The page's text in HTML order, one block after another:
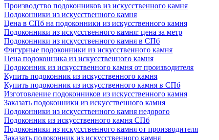
Производство подоконников из искусственного камня
Подоконники из искусственного камня
Цена в СПб на подоконники из искусственного камня
Подоконники из искусственного камня: цена за метр
Подоконники из искусственного камня в СПб
Фигурные подоконники из искусственного камня
Цена подоконника из искусственного камня
Подоконник из искусственного камня от производителя
Купить подоконник из искусственного камня
Купить подоконник из искусственного камня в СПб
Изготовление подоконников из искусственного камня
Заказать подоконники из искусственного камня
Подоконники из искусственного камня недорого
Подоконник из искусственного камня СПб
Подоконники из искусственного камня от производителя
Заказать подоконник из искусственного камня